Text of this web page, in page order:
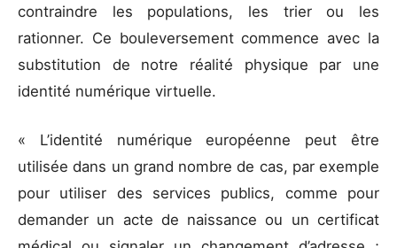
contraindre les populations, les trier ou les
rationner. Ce bouleversement commence avec la
substitution de notre réalité physique par une
identité numérique virtuelle.
« L’identité numérique européenne peut être
utilisée dans un grand nombre de cas, par exemple
pour utiliser des services publics, comme pour
demander un acte de naissance ou un certificat